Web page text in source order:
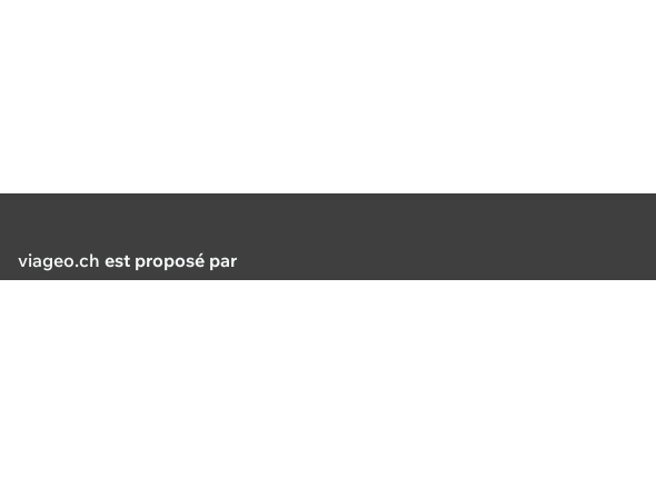
viageo.ch est proposé par